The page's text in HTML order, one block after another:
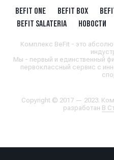
BEFIT ONE BEFIT BOX
BEFIT SALATERIA
НОВОСТИ
Комплекс BeFit - это
Мы - первый и единственный
первоклассный сервис с
Copyright © 2017 — 2023.
разработан В